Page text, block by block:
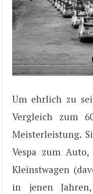
Um ehrlich zu
Vergleich zum
Meisterleistung.
Vespa zum
Kleinstwagen
in jenen